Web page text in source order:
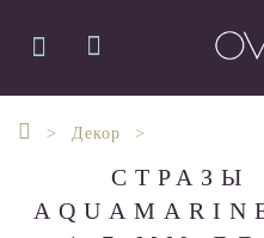
Декор
СТРАЗЫ